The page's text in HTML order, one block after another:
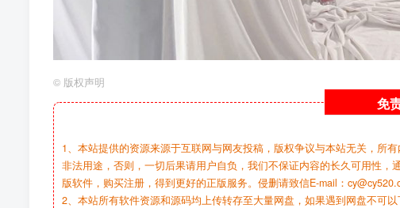
© 版权声明
免
1、本站提供的资源来源于互联网与网友投稿，版权争议与本站无关，所
非法用途，否则，一切后果请用户自负，我们不保证内容的长久可用性
版软件，购买注册，得到更好的正版服务。侵删请致信E-mail：
2、本站所有软件资源和源码均上传转存至大量网盘，如果遇到网盘不可